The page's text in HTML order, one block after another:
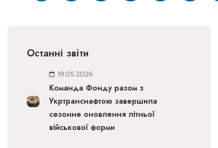
Останні звіти
19.05.2026
Команда Фонду разом з
Укртранснафтою завершила
сезонне оновлення літньої
військової форми